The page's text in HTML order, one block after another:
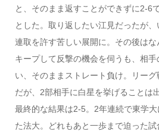
と、そのまま返すことができずに2-6
とした。取り返したい江見だったが
連取を許す苦しい展開に。その後は
キープして反撃の機会を伺うも、相
い、そのままストレート負け。リー
だが、2部相手に白星を挙げることは
最終的な結果は2-5。2年連続で東学
た法大。どれもあと一歩まで迫った